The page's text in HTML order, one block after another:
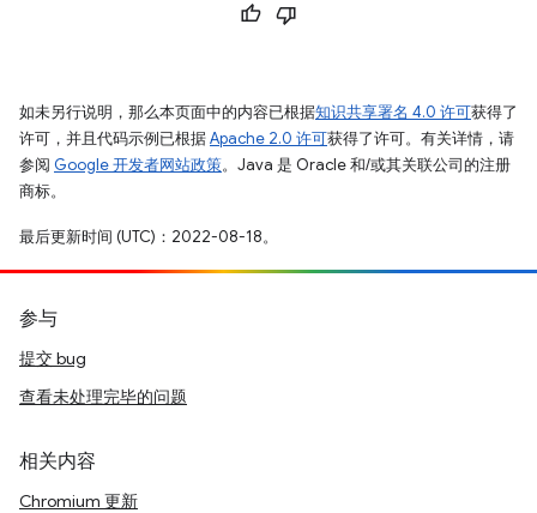
如未另行说明，那么本页面中的内容已根据知识共享署名 4.0 许可获得了
许可，并且代码示例已根据Apache 2.0 许可获得了许可。有关详情，请
参阅 Google 开发者网站政策。Java 是 Oracle 和/或其关联公司的注册
商标。
最后更新时间 (UTC)：2022-08-18。
参与
提交 bug
查看未处理完毕的问题
相关内容
Chromium 更新